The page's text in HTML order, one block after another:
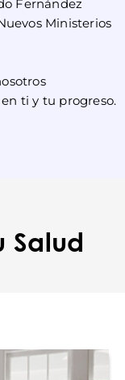
Fernández
Ministerios
ti y tu progreso.
Salud